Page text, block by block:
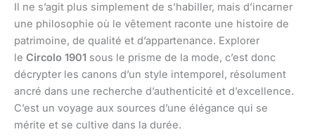
Il ne s’agit plus simplement de s’habiller, mais d’incarner
une philosophie où le vêtement raconte une histoire de
patrimoine, de qualité et d’appartenance. Explorer
le Circolo 1901 sous le prisme de la mode, c’est donc
décrypter les canons d’un style intemporel, résolument
ancré dans une recherche d’authenticité et d’excellence.
C’est un voyage aux sources d’une élégance qui se
mérite et se cultive dans la durée.